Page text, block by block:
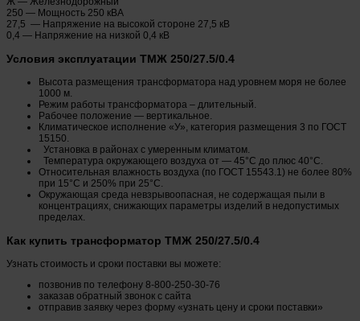
250 — Мощность 250 кВА
27,5 — Напряжение на высокой стороне 27,5 кВ
0,4 — Напряжение на низкой 0,4 кВ
Условия эксплуатации ТМЖ 250/27.5/0.4
Высота размещения трансформатора над уровнем моря не более
1000 м.
Режим работы трансформатора – длительный.
Рабочее положение — вертикальное.
Климатическое исполнение «У», категория размещения 3 по ГОСТ
15150.
Установка в районах с умеренным климатом.
Температура окружающего воздуха от — 45°С до плюс 40°С.
Относительная влажность воздуха (по ГОСТ 15543.1) не более 80%
при 15°С и 250% при 25°С.
Окружающая среда невзрывоопасная, не содержащая пыли в
концентрациях, снижающих параметры изделий в недопустимых
пределах.
Как купить трансформатор ТМЖ 250/27.5/0.4
Узнать стоимость и сроки поставки вы можете:
позвонив по телефону 8-800-250-30-76
заказав обратный звонок с сайта
отправив заявку через форму «узнать цену и сроки поставки»